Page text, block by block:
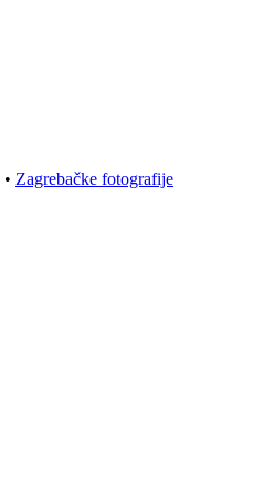
• Zagrebačke fotografije